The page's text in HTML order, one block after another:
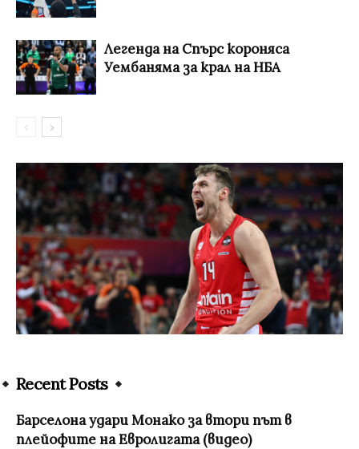
Легенда на Спърс короняса
Уембаняма за крал на НБА
Recent Posts
Барселона удари Монако за втори път в
плейофите на Евролигата (видео)